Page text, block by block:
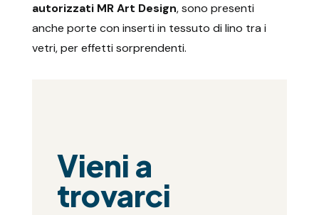
autorizzati MR Art Design, sono presenti
anche porte con inserti in tessuto di lino tra i
vetri, per effetti sorprendenti.
Vieni a
trovarci